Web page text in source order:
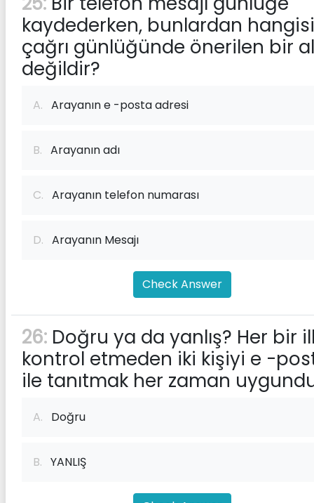
kaydederken, bunlardan hangisi
çağrı günlüğünde önerilen bir
değildir?
A. Arayanın e -posta adresi
B. Arayanın adı
C. Arayanın telefon numarası
D. Arayanın Mesajı
Check Answer
26: Doğru ya da yanlış? Her bir
kontrol etmeden iki kişiyi e -
ile tanıtmak her zaman
A. Doğru
B. YANLIŞ